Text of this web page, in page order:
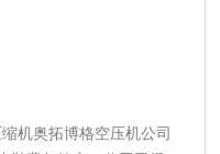
机奥拓博格空压机公司